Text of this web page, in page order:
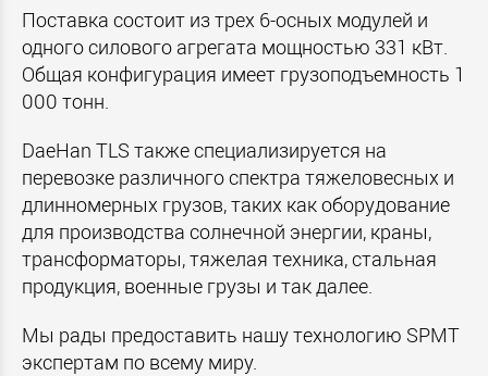
Поставка состоит из трех 6-осных модулей и
одного силового агрегата мощностью 331 кВт.
Общая конфигурация имеет грузоподъемность 1
000 тонн.
DaeHan TLS также специализируется на
перевозке различного спектра тяжеловесных и
длинномерных грузов, таких как оборудование
для производства солнечной энергии, краны,
трансформаторы, тяжелая техника, стальная
продукция, военные грузы и так далее.
Мы рады предоставить нашу технологию SPMT
экспертам по всему миру.